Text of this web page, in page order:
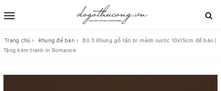
Trang chủ Khung để bàn
Bộ 3 Khung gỗ tần bì mảnh rustic 10x15cm để bàn |
Tặng kèm tranh in Romance